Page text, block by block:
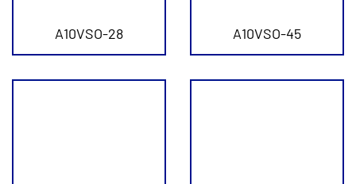
A10VSO-28 A10VSO-45